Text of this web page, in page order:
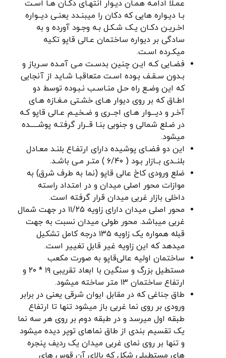
عمـلا ادامـه همـان دیـوار انتهـای دکـان هـا اسـت
بـا دیـواره هایی که دکان را میبنـدد یعنـی دیــواره
اخـریـن دكـان یـک شـکـل بـه وجـود آورده و به
سادگی بر دیواره ساختمان عـالی قاپو تکیه
میکـرده اسـت.
فضـایی کـه ایـن چنین بدسـت مـی آمـده سـرباز و
بـدون سـقـف بـوده اسـت متعاقبـا شـايد از آنجایی
که این وضـع راه حـل منـاسـب نـبـوده توسط دو
اطـاق که بر روی دیوار هـای خشـتی مـغـازه هـای
آخـر و ديـــوار هـای اجــری و ضـخيـم عـالی قاپو کـه
در ضـلع شمالی و جنوبی بنـا قــرار گرفتـه پوشـــــده
میشود.
این دو فضـای پوشیده دارای ارتفـاع بلنـد معـادل
بلنــدی بــازار بـود ( ۶/۴۰ ) متـر مـی باشـد.
ضلع ورودی کاخ عالی قاپو (نما به طرف شرق) به
موازات محور اصلی میدان و در امتداد راسته
داخلی بازار غربی میدان قرار گرفته است.
محور اصلی میدان دارای زاویه ۱۱/۲۵ در جهت شمال
غربی میباشد. محور طولی میدان نسبت به جهت
قبله همواره یک زاویه ۱۳۵ درجه کامل تشکیل
میدهد که این زاویه غیر قابل تغییر است.
ساختمان اولیه عالی‌قاپو به صورت مکعب
مستطیل بزرگ و سنگین با ابعاد تقریبی ۱۹ * ۲۰ و
ارتفاع ساختمان ۱۳ متر ساخته میشود.
طاق جناغی که در مقابل ایوان شرقی یعنی در برابر
ورودی بر روی نما غربی باز میشود تنها تا ارتفاع
طبقه اول میرسد و در طبقه دوم بر روی هر سه نما
یک تقسیم بندی از طاق نماهای توپر دیده میشود
و تنها بر روی نمای غربی میدان یک ردیف پنجره
های مستطیلی شکل که بالای آن قوس های